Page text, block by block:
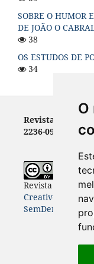
O
SOBRE O HUMOR
DE JOÃO O
38
OS ESTUDOS DE
34
Revista Letras -
2236-0999
Revista Letras
Creative
SemDerivações